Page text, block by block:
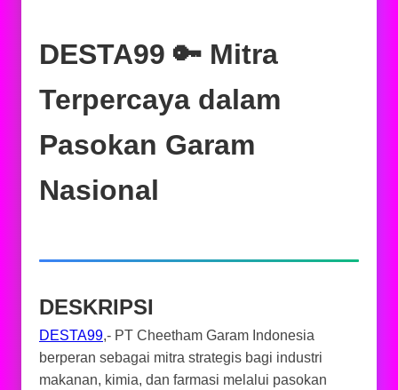
DESTA99 🔑 Mitra
Terpercaya dalam
Pasokan Garam
Nasional
DESKRIPSI
DESTA99,- PT Cheetham Garam Indonesia
berperan sebagai mitra strategis bagi industri
makanan, kimia, dan farmasi melalui pasokan